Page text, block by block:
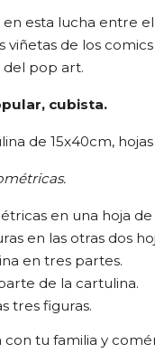
en esta lucha entre
viñetas de los
pop art.
cubista.
de 15x40cm,
en una hoja
en las otras dos
en tres partes.
de la cartulina.
tres figuras.
tu familia y